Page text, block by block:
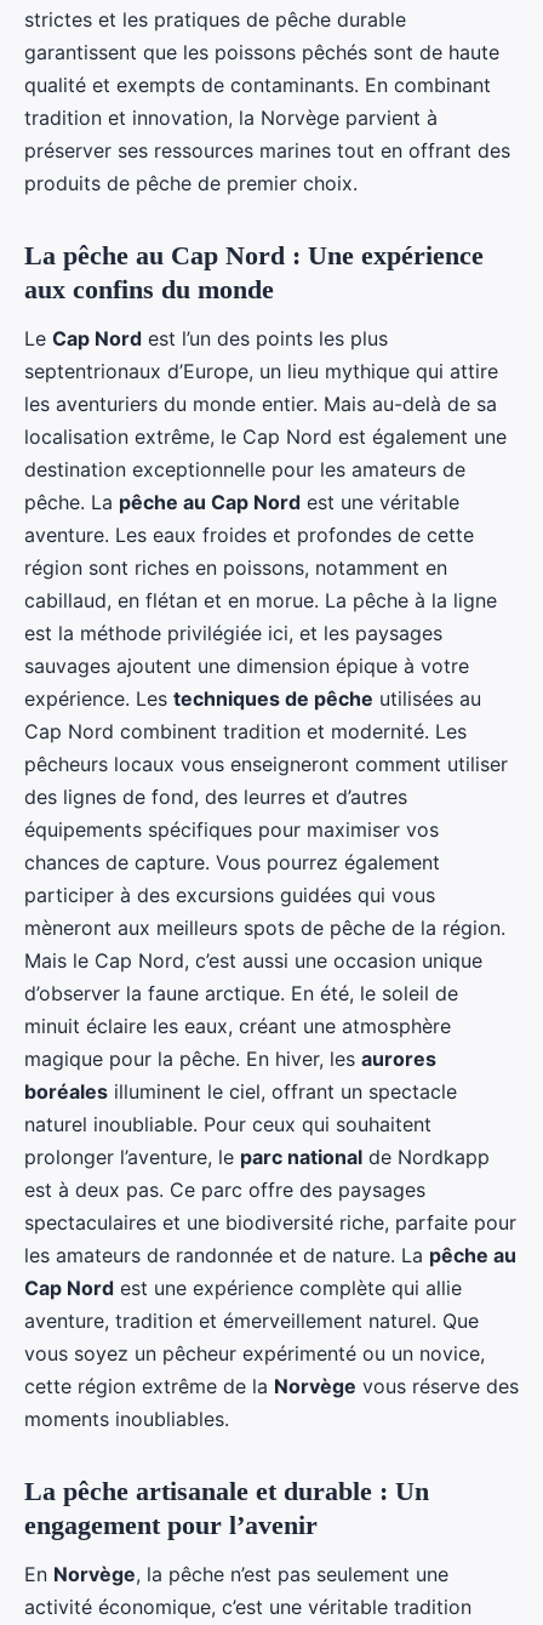
strictes et les pratiques de pêche durable
garantissent que les poissons pêchés sont de haute
qualité et exempts de contaminants. En combinant
tradition et innovation, la Norvège parvient à
préserver ses ressources marines tout en offrant des
produits de pêche de premier choix.
La pêche au Cap Nord : Une expérience
aux confins du monde
Le Cap Nord est l’un des points les plus
septentrionaux d’Europe, un lieu mythique qui attire
les aventuriers du monde entier. Mais au-delà de sa
localisation extrême, le Cap Nord est également une
destination exceptionnelle pour les amateurs de
pêche. La pêche au Cap Nord est une véritable
aventure. Les eaux froides et profondes de cette
région sont riches en poissons, notamment en
cabillaud, en flétan et en morue. La pêche à la ligne
est la méthode privilégiée ici, et les paysages
sauvages ajoutent une dimension épique à votre
expérience. Les techniques de pêche utilisées au
Cap Nord combinent tradition et modernité. Les
pêcheurs locaux vous enseigneront comment utiliser
des lignes de fond, des leurres et d’autres
équipements spécifiques pour maximiser vos
chances de capture. Vous pourrez également
participer à des excursions guidées qui vous
mèneront aux meilleurs spots de pêche de la région.
Mais le Cap Nord, c’est aussi une occasion unique
d’observer la faune arctique. En été, le soleil de
minuit éclaire les eaux, créant une atmosphère
magique pour la pêche. En hiver, les aurores
boréales illuminent le ciel, offrant un spectacle
naturel inoubliable. Pour ceux qui souhaitent
prolonger l’aventure, le parc national de Nordkapp
est à deux pas. Ce parc offre des paysages
spectaculaires et une biodiversité riche, parfaite pour
les amateurs de randonnée et de nature. La pêche au
Cap Nord est une expérience complète qui allie
aventure, tradition et émerveillement naturel. Que
vous soyez un pêcheur expérimenté ou un novice,
cette région extrême de la Norvège vous réserve des
moments inoubliables.
La pêche artisanale et durable : Un
engagement pour l’avenir
En Norvège, la pêche n’est pas seulement une
activité économique, c’est une véritable tradition